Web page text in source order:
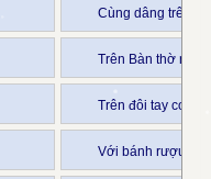
Cùng dâng trên
Trên Bàn thờ
Trên đôi tay con
Với bánh rượu